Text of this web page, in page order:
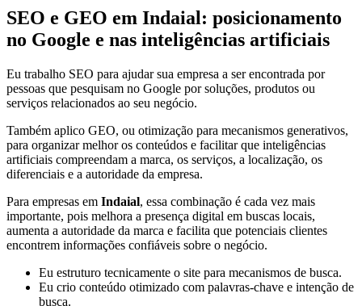
SEO e GEO em Indaial: posicionamento
no Google e nas inteligências artificiais
Eu trabalho SEO para ajudar sua empresa a ser encontrada por
pessoas que pesquisam no Google por soluções, produtos ou
serviços relacionados ao seu negócio.
Também aplico GEO, ou otimização para mecanismos generativos,
para organizar melhor os conteúdos e facilitar que inteligências
artificiais compreendam a marca, os serviços, a localização, os
diferenciais e a autoridade da empresa.
Para empresas em Indaial, essa combinação é cada vez mais
importante, pois melhora a presença digital em buscas locais,
aumenta a autoridade da marca e facilita que potenciais clientes
encontrem informações confiáveis sobre o negócio.
Eu estruturo tecnicamente o site para mecanismos de busca.
Eu crio conteúdo otimizado com palavras-chave e intenção de
busca.